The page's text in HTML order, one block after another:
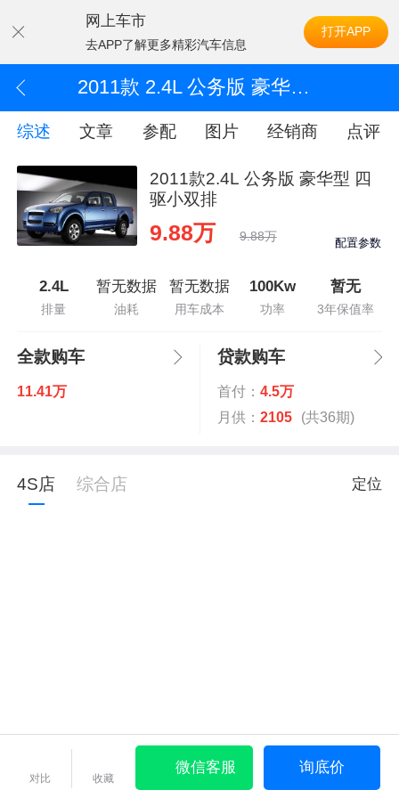
网上车市
去APP了解更多精彩汽车信息
打开APP
2011款 2.4L 公务版 豪华型 四驱小双排
综述 文章 参配 图片 经销商 点评
2011款2.4L 公务版 豪华型 四
驱小双排
9.88万 9.88万 配置参数
2.4L
排量
暂无数据
油耗
暂无数据
用车成本
100Kw
功率
暂无
3年保值率
全款购车
11.41万
贷款购车
首付： 4.5万
月供： 2105 (共36期)
4S店 综合店 定位
对比 收藏
微信客服 询底价